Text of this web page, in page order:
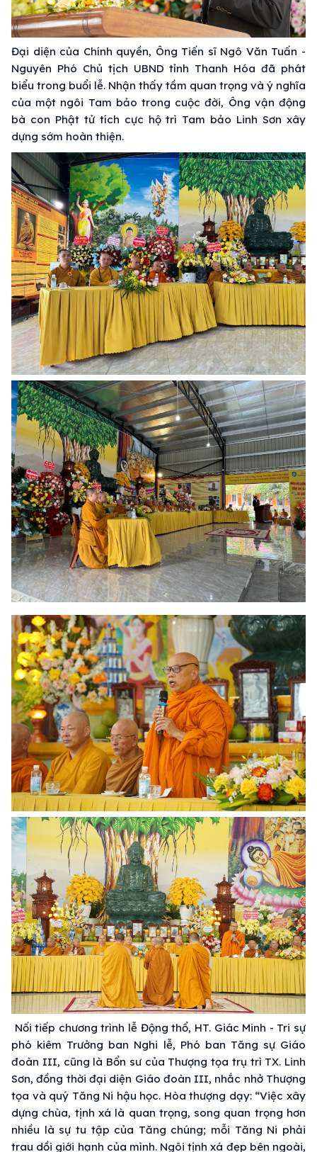
Đại diện của Chính quyền, Ông Tiến sĩ Ngô Văn Tuấn -
Nguyên Phó Chủ tịch UBND tỉnh Thanh Hóa đã phát
biểu trong buổi lễ. Nhận thấy tầm quan trọng và ý nghĩa
của một ngôi Tam bảo trong cuộc đời, Ông vận động
bà con Phật tử tích cực hộ trì Tam bảo Linh Sơn xây
dựng sớm hoàn thiện.
Nối tiếp chương trình lễ Động thổ, HT. Giác Minh - Tri sự
phó kiêm Trưởng ban Nghi lễ, Phó ban Tăng sự Giáo
đoàn III, cũng là Bổn sư của Thượng tọa trụ trì TX. Linh
Sơn, đồng thời đại diện Giáo đoàn III, nhắc nhở Thượng
tọa và quý Tăng Ni hậu học. Hòa thượng dạy: “Việc xây
dựng chùa, tịnh xá là quan trọng, song quan trọng hơn
nhiều là sự tu tập của Tăng chúng; mỗi Tăng Ni phải
trau dồi giới hạnh của mình. Ngôi tịnh xá đẹp bên ngoài,